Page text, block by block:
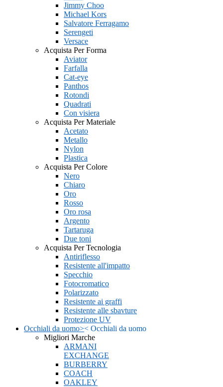
Jimmy Choo
Michael Kors
Salvatore Ferragamo
Serengeti
Versace
Acquista Per Forma
Aviator
Farfalla
Cat-eye
Panthos
Rotondi
Quadrati
Con visiera
Acquista Per Materiale
Acetato
Metallo
Nylon
Plastica
Acquista Per Colore
Nero
Chiaro
Oro
Rosso
Oro rosa
Argento
Tartaruga
Due toni
Acquista Per Tecnologia
Antiriflesso
Resistente all'impatto
Specchio
Fotocromatico
Polarizzato
Resistente ai graffi
Resistente alle sbavture
Protezione UV
Occhiali da uomo>< Occhiali da uomo
Migliori Marche
ARMANI
EXCHANGE
BURBERRY
COACH
OAKLEY